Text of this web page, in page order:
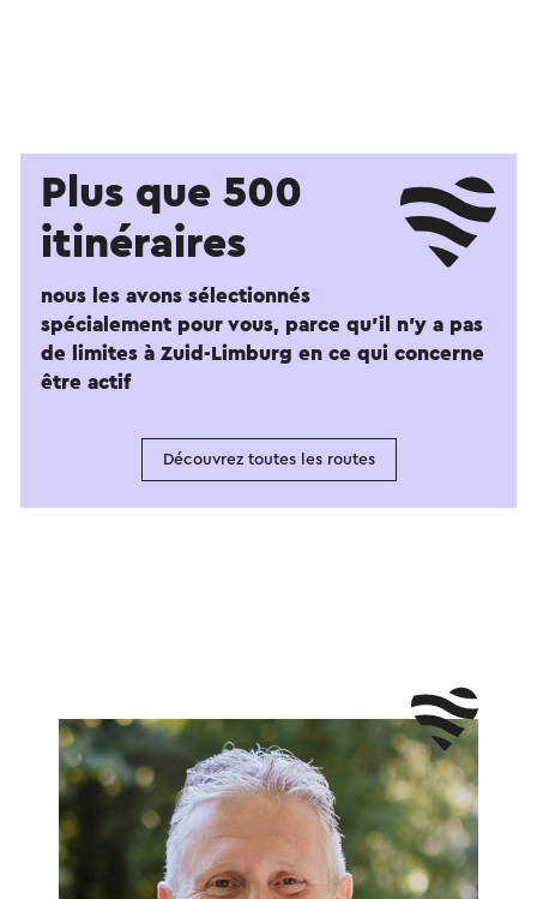
Plus que 500
itinéraires
nous les avons sélectionnés
spécialement pour vous, parce qu'il n'y a pas
de limites à Zuid-Limburg en ce qui concerne
être actif
Découvrez toutes les routes